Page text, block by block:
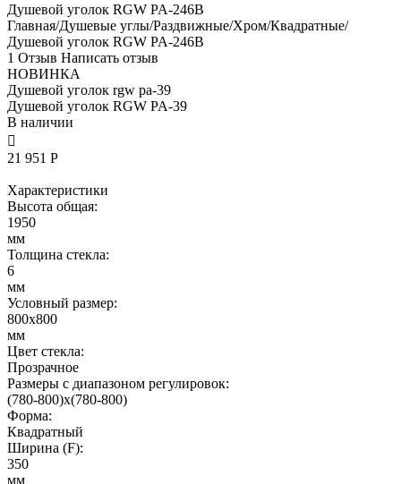
Душевой уголок RGW PA-246В
Главная/Душевые углы/Раздвижные/Хром/Квадратные/
Душевой уголок RGW PA-246В
1 Отзыв Написать отзыв
НОВИНКА
Душевой уголок rgw pa-39
Душевой уголок RGW PA-39
В наличии

21 951 Р
Характеристики
Высота общая:
1950
мм
Толщина стекла:
6
мм
Условный размер:
800x800
мм
Цвет стекла:
Прозрачное
Размеры с диапазоном регулировок:
(780-800)х(780-800)
Форма:
Квадратный
Ширина (F):
350
мм